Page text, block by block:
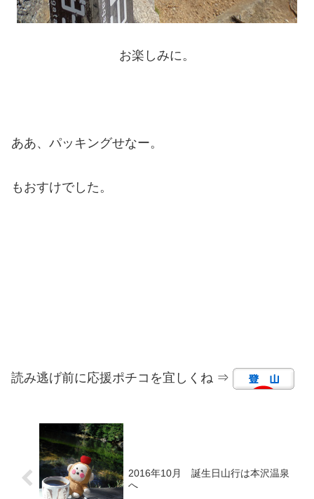
お楽しみに。
ああ、パッキングせなー。
もおすけでした。
読み逃げ前に応援ポチコを宜しくね ⇒
2016年10月 誕生日山行は本沢温泉
へ